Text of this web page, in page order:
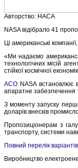
Авторство: НАСА
NASA відібрало 41
Ці американські
«Ми надаємо
технологічних місій
стійкої космічної
ACO NASA встановлює
апаратне забезпечення
З моменту запуску
доларів внесків
Пропозиціонерам з
транспорту, системи
Повний перелік
Виробництво